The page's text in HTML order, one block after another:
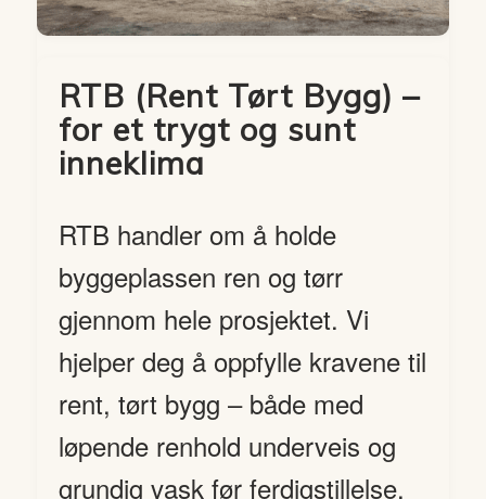
RTB (Rent Tørt Bygg) –
for et trygt og sunt
inneklima
RTB handler om å holde
byggeplassen ren og tørr
gjennom hele prosjektet. Vi
hjelper deg å oppfylle kravene til
rent, tørt bygg – både med
løpende renhold underveis og
grundig vask før ferdigstillelse.